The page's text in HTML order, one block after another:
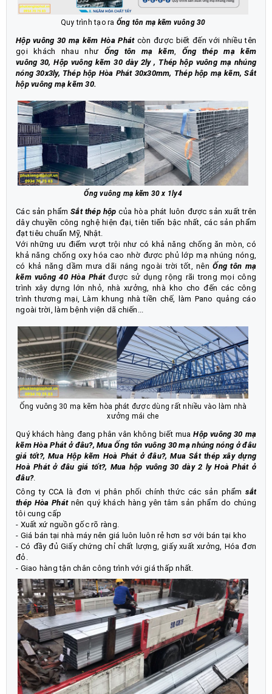
Quy trình tạo ra Ống tôn mạ kẽm vuông 30
Hộp vuông 30 mạ kẽm Hòa Phát còn được biết đến với nhiều tên
gọi khách nhau như Ống tôn mạ kẽm,
Ống thép mạ kẽm
vuông 30,Hộp vuông kẽm 30 dày 2ly, Thép hộp vuông mạ nhúng
nóng 30x3ly, Thép hộp Hòa Phát 30x30mm, Thép hộp mạ kẽm, Sắt
hộp vuông mạ kẽm 30.
Ống vuông mạ kẽm 30 x 1ly4
Các sản phẩm Sắt thép hộp của hòa phát luôn được sản xuất trên
dây chuyền công nghệ hiện đại, tiên tiến bậc nhất, các sản phẩm
đạt tiêu chuẩn Mỹ, Nhật.
Với những ưu điểm vượt trội như có khả năng chống ăn mòn, có
khả năng chống oxy hóa cao nhờ được phủ lớp mạ nhúng nóng,
có khả năng dầm mưa dãi nắng ngoài trời tốt, nên Ống tôn mạ
kẽm vuông 40 Hòa Phátđược sử dụng rộng rãi trong mọi công
trình xây dựng lớn nhỏ, nhà xưởng, nhà kho cho đến các công
trình thương mại, Làm khung nhà tiền chế, làm Pano quảng cáo
ngoài trời, làm bệnh viện dã chiến...
Ống vuông 30 mạ kẽm hòa phát được dùng rất nhiều vào làm nhà
xưởng mái che
Quý khách hàng đang phân vân không biết muaHộp vuông 30 mạ
kẽm Hòa Phát ở đâu?, Mua Ống tôn vuông 30 mạ nhúng nóng ở đâu
giá tốt?, Mua Hộp kẽm Hoà Phát ở đâu?, Mua Sắt thép xây dựng
Hoà Phát ở đâu giá tốt?, Mua hộp vuông 30 dày 2 ly Hoà Phát ở
đâu?.
Công ty CCA là đơn vị phân phối chính thức các sản phẩmsắt
thép Hòa Phát nên quý khách hàng yên tâm sản phẩm do chúng
tôi cung cấp
- Xuất xứ nguồn gốc rõ ràng.
- Giá bán tại nhà máy nên giá luôn luôn rẻ hơn sơ với bán tại kho
- Có đầy đủ Giấy chứng chỉ chất lượng, giấy xuất xưởng, Hóa đơn
đỏ.
- Giao hàng tận chân công trình với giá thấp nhất.